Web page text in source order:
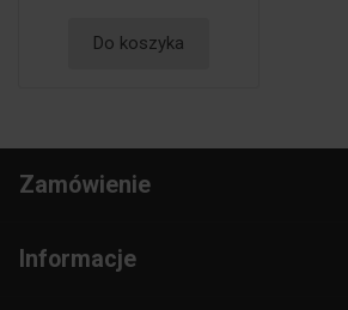
Do koszyka
Zamówienie
Informacje